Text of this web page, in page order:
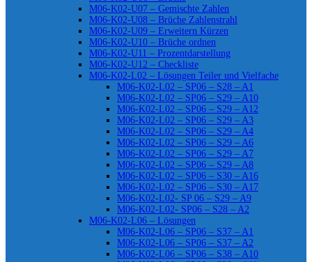
M06-K02-U07 – Gemischte Zahlen
M06-K02-U08 – Brüche Zahlenstrahl
M06-K02-U09 – Erweitern Kürzen
M06-K02-U10 – Brüche ordnen
M06-K02-U11 – Prozentdarstellung
M06-K02-U12 – Checkliste
M06-K02-L02 – Lösungen Teiler und Vielfache
M06-K02-L02 – SP06 – S28 – A1
M06-K02-L02 – SP06 – S29 – A10
M06-K02-L02 – SP06 – S29 – A12
M06-K02-L02 – SP06 – S29 – A3
M06-K02-L02 – SP06 – S29 – A4
M06-K02-L02 – SP06 – S29 – A6
M06-K02-L02 – SP06 – S29 – A7
M06-K02-L02 – SP06 – S29 – A8
M06-K02-L02 – SP06 – S30 – A16
M06-K02-L02 – SP06 – S30 – A17
M06-K02-L02- SP 06 – S29 – A9
M06-K02-L02- SP06 – S28 – A2
M06-K02-L06 – Lösungen
M06-K02-L06 – SP06 – S37 – A1
M06-K02-L06 – SP06 – S37 – A2
M06-K02-L06 – SP06 – S38 – A10